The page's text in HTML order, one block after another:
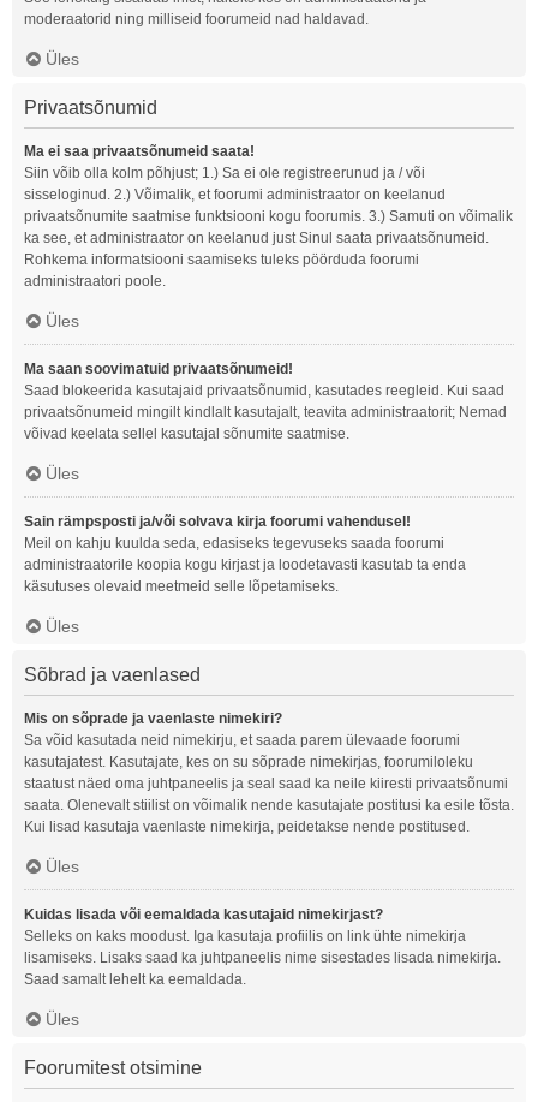
moderaatorid ning milliseid foorumeid nad haldavad.
Üles
Privaatsõnumid
Ma ei saa privaatsõnumeid saata!
Siin võib olla kolm põhjust; 1.) Sa ei ole registreerunud ja / või
sisseloginud. 2.) Võimalik, et foorumi administraator on keelanud
privaatsõnumite saatmise funktsiooni kogu foorumis. 3.) Samuti on võimalik
ka see, et administraator on keelanud just Sinul saata privaatsõnumeid.
Rohkema informatsiooni saamiseks tuleks pöörduda foorumi
administraatori poole.
Üles
Ma saan soovimatuid privaatsõnumeid!
Saad blokeerida kasutajaid privaatsõnumid, kasutades reegleid. Kui saad
privaatsõnumeid mingilt kindlalt kasutajalt, teavita administraatorit; Nemad
võivad keelata sellel kasutajal sõnumite saatmise.
Üles
Sain rämpsposti ja/või solvava kirja foorumi vahendusel!
Meil on kahju kuulda seda, edasiseks tegevuseks saada foorumi
administraatorile koopia kogu kirjast ja loodetavasti kasutab ta enda
käsutuses olevaid meetmeid selle lõpetamiseks.
Üles
Sõbrad ja vaenlased
Mis on sõprade ja vaenlaste nimekiri?
Sa võid kasutada neid nimekirju, et saada parem ülevaade foorumi
kasutajatest. Kasutajate, kes on su sõprade nimekirjas, foorumiloleku
staatust näed oma juhtpaneelis ja seal saad ka neile kiiresti privaatsõnumi
saata. Olenevalt stiilist on võimalik nende kasutajate postitusi ka esile tõsta.
Kui lisad kasutaja vaenlaste nimekirja, peidetakse nende postitused.
Üles
Kuidas lisada või eemaldada kasutajaid nimekirjast?
Selleks on kaks moodust. Iga kasutaja profiilis on link ühte nimekirja
lisamiseks. Lisaks saad ka juhtpaneelis nime sisestades lisada nimekirja.
Saad samalt lehelt ka eemaldada.
Üles
Foorumitest otsimine